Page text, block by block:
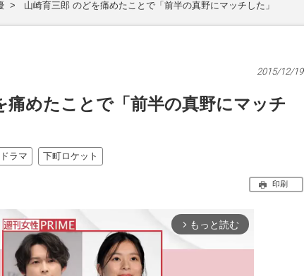
山崎育三郎 のどを痛めたことで「前半の真野にマッチした」
2015/12/19
痛めたことで「前半の真野にマッチ
ドラマ 下町ロケット
印刷
arrow_forward_ios もっと読む